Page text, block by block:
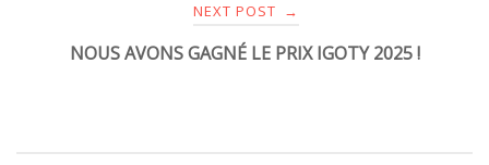
NEXT POST →
NOUS AVONS GAGNÉ LE PRIX IGOTY 2025 !